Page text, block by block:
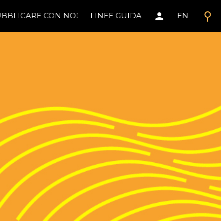
search
CON NOI LINEE GUIDA person EN